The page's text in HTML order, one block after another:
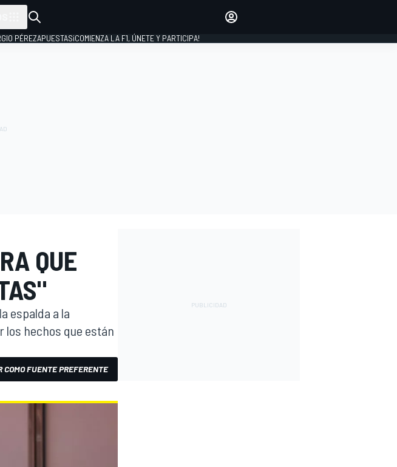
INICIAR SESIÓN
PÉREZAPUESTAS¡COMIENZA LA F1, ÚNETE Y PARTICIPA!
QUE
espalda a la
los hechos que están
COMO FUENTE PREFERENTE